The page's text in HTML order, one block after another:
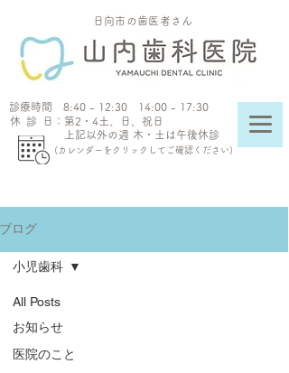
​日向市の歯医者さん
​診療時間 8:40 - 12:30 14:00 - 17:30
休診日：第2・4土、日、祝日
上記以外の週 木・土は午後休診
(​カレンダーをクリックしてご確認ください)
ブログ
All Posts
お知らせ
医院のこと
小児歯科